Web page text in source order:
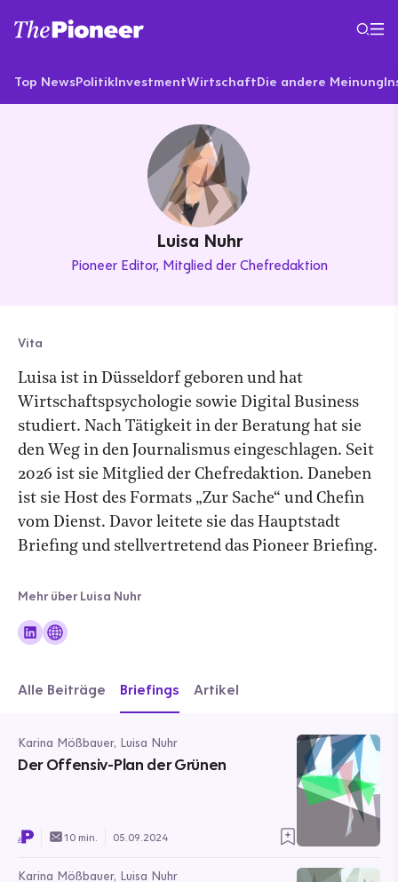
Top NewsPolitikInvestmentWirtschaftDie andere Meinung
Luisa Nuhr
Pioneer Editor Mitglied der Chefredaktion
Vita
Luisa ist in Düsseldorf geboren und hat
Wirtschaftspsychologie sowie Digital Business
studiert. Nach Tätigkeit in der Beratung hat sie
den Weg in den Journalismus eingeschlagen. Seit
2026 ist sie Mitglied der Chefredaktion. Daneben
ist sie Host des Formats „Zur Sache“ und Chefin
vom Dienst. Davor leitete sie das Hauptstadt
Briefing und stellvertretend das Pioneer Briefing.
Mehr über Luisa Nuhr
Alle Beiträge Briefings Artikel
Karina Mößbauer, Luisa Nuhr
Der Offensiv-Plan der Grünen
10 min. 05.09.2024
Karina Mößbauer, Luisa Nuhr